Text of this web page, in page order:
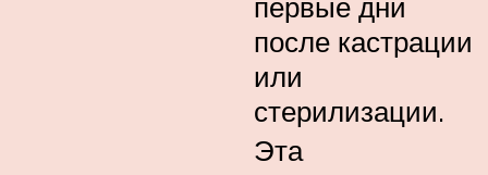
после кастрации
или
стерилизации.
Эта